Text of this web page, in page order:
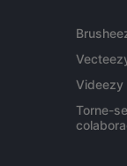
Videezy
Torne-